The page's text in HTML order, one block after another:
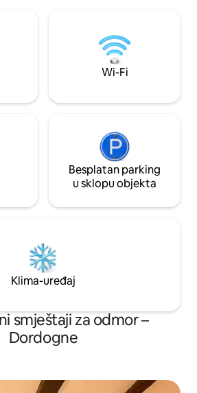
i drugih
točka za
odmor.
Robert, jedno od
des France”,
minuta ili 20
Wi-Fi
Besplatan parking
u sklopu objekta
Klima-uređaj
smještaji za odmor –
Dordogne